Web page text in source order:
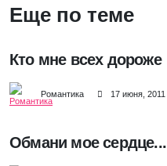
Еще по теме
Кто мне всех дороже
Романтика 17 июня, 2011
Обмани мое сердце...